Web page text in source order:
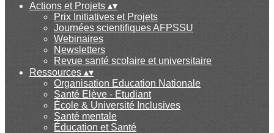
Actions et Projets ▴▾
Prix Initiatives et Projets
Journées scientifiques AFPSSU
Webinaires
Newsletters
Revue santé scolaire et universitaire
Ressources ▴▾
Organisation Education Nationale
Santé Elève - Etudiant
École & Université Inclusives
Santé mentale
Éducation et Santé